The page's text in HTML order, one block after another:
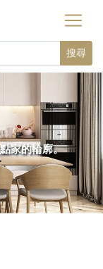
搜尋
家的輪廓。